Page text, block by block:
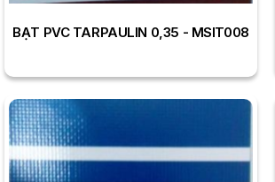
BẠT PVC TARPAULIN 0,35 - MSIT008